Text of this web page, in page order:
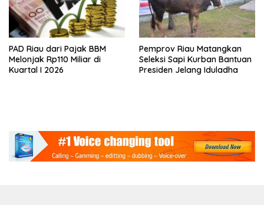
PAD Riau dari Pajak BBM
Melonjak Rp110 Miliar di
Kuartal I 2026
Pemprov Riau Matangkan
Seleksi Sapi Kurban Bantuan
Presiden Jelang Iduladha